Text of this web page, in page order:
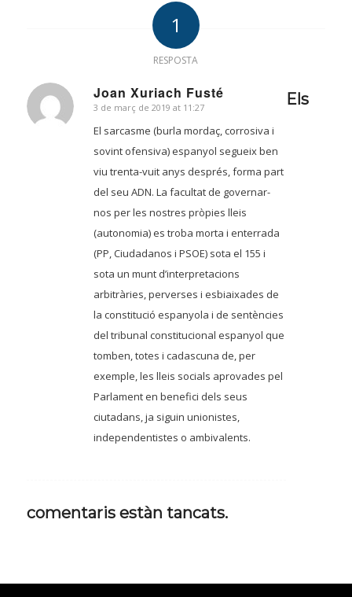
1
RESPOSTA
Joan Xuriach Fusté
says:
3 de març de 2019 at 11:27
El sarcasme (burla mordaç, corrosiva i
sovint ofensiva) espanyol segueix ben
viu trenta-vuit anys després, forma part
del seu ADN. La facultat de governar-
nos per les nostres pròpies lleis
(autonomia) es troba morta i enterrada
(PP, Ciudadanos i PSOE) sota el 155 i
sota un munt d’interpretacions
arbitràries, perverses i esbiaixades de
la constitució espanyola i de sentències
del tribunal constitucional espanyol que
tomben, totes i cadascuna de, per
exemple, les lleis socials aprovades pel
Parlament en benefici dels seus
ciutadans, ja siguin unionistes,
independentistes o ambivalents.
Els
comentaris estàn tancats.